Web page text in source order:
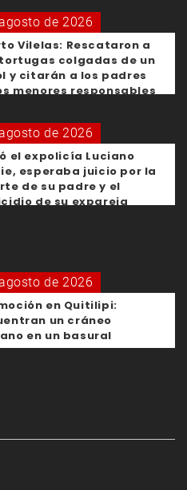
de 2026
Vilelas: Rescataron a
colgadas de un
y citarán a los padres
menores responsables
de 2026
el expolicía Luciano
esperaba juicio por la
de su padre y el
de su expareja
de 2026
en Quitilipi:
un cráneo
en un basural